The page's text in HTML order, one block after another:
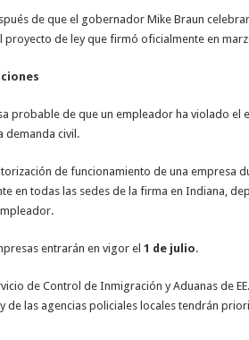
de que el gobernador Mike Braun
de ley que firmó oficialmente en
probable de que un empleador ha violado el
demanda civil.
de funcionamiento de una empresa
en todas las sedes de la firma en Indiana,
entrarán en vigor el 1 de julio.
de Control de Inmigración y Aduanas de EE.
de las agencias policiales locales tendrán